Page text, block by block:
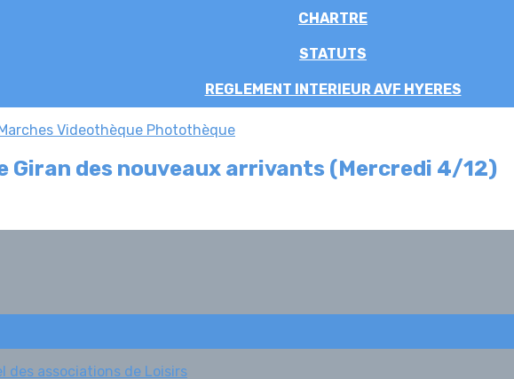
CHARTRE
STATUTS
REGLEMENT INTERIEUR AVF HYERES
Videothèque Photothèque
Giran des nouveaux arrivants (Mercredi 4/12)
des associations de Loisirs